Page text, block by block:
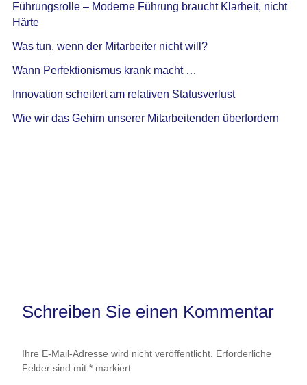
Führungsrolle – Moderne Führung braucht Klarheit, nicht
Härte
Was tun, wenn der Mitarbeiter nicht will?
Wann Perfektionismus krank macht …
Innovation scheitert am relativen Statusverlust
Wie wir das Gehirn unserer Mitarbeitenden überfordern
Schreiben Sie einen Kommentar
Ihre E-Mail-Adresse wird nicht veröffentlicht. Erforderliche
Felder sind mit *markiert